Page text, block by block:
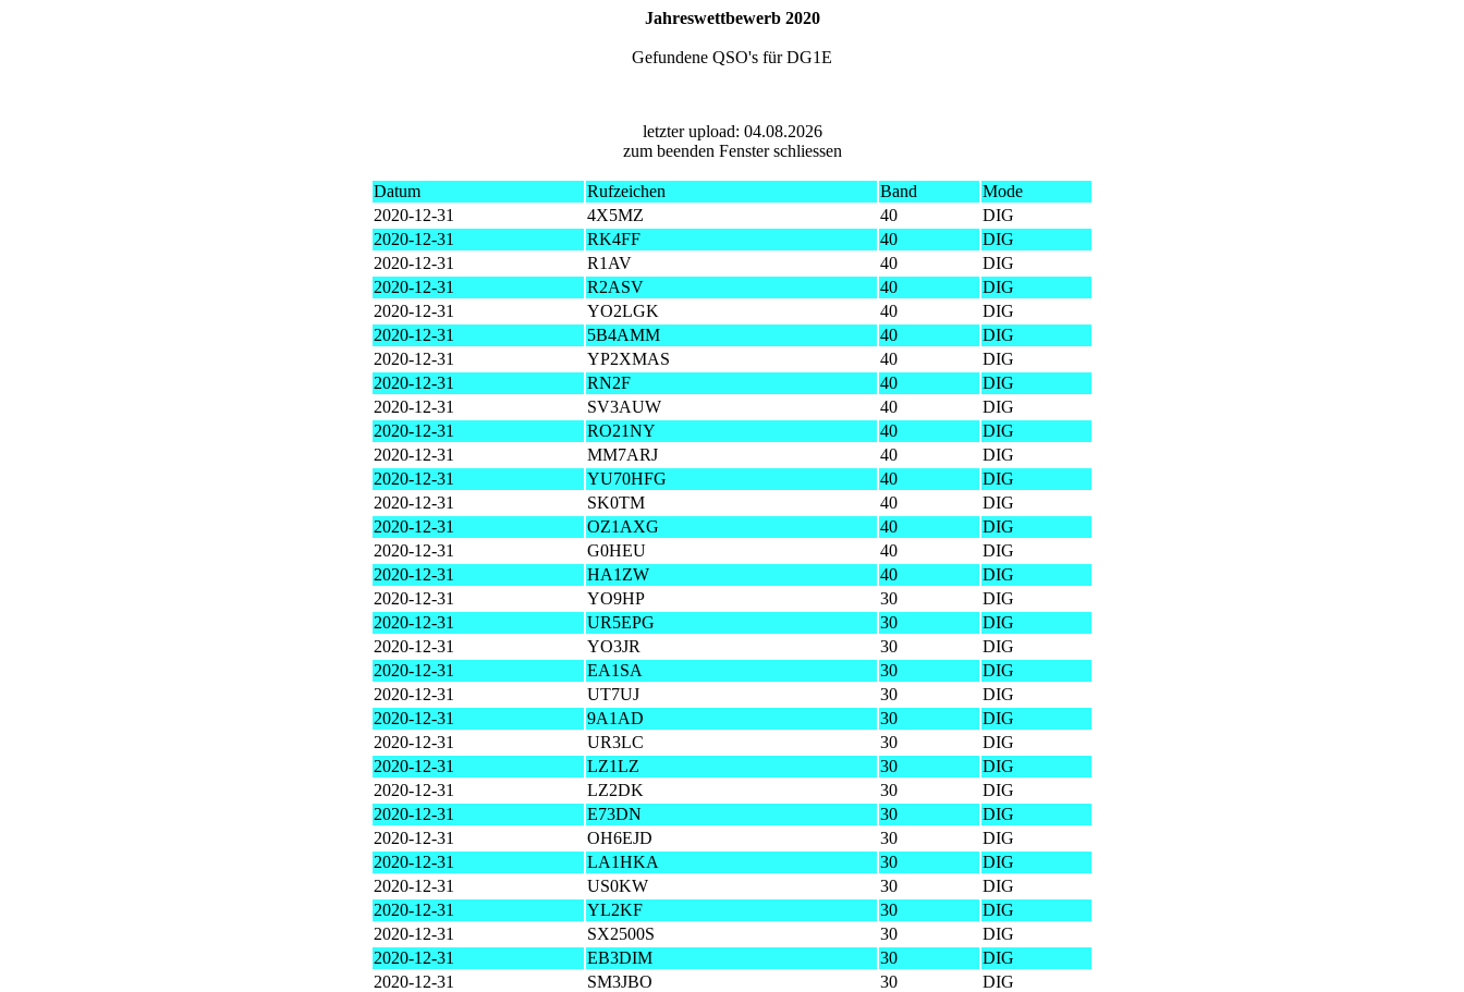
Jahreswettbewerb 2020
Gefundene QSO's für DG1E
letzter upload: 04.08.2026
zum beenden Fenster schliessen
Datum Rufzeichen Band
Mode
2020-12-31
4X5MZ 40
DIG
2020-12-31
RK4FF 40
DIG
2020-12-31
R1AV 40
DIG
2020-12-31
R2ASV 40
DIG
2020-12-31
YO2LGK 40
DIG
2020-12-31
5B4AMM 40
DIG
2020-12-31
YP2XMAS 40
DIG
2020-12-31
RN2F 40
DIG
2020-12-31
SV3AUW 40
DIG
2020-12-31
RO21NY 40
DIG
2020-12-31
MM7ARJ 40
DIG
2020-12-31
YU70HFG 40
DIG
2020-12-31
SK0TM 40
DIG
2020-12-31
OZ1AXG 40
DIG
2020-12-31
G0HEU 40
DIG
2020-12-31
HA1ZW 40
DIG
2020-12-31
YO9HP 30
DIG
2020-12-31
UR5EPG 30
DIG
2020-12-31
YO3JR 30
DIG
2020-12-31
EA1SA 30
DIG
2020-12-31
UT7UJ 30
DIG
2020-12-31
9A1AD 30
DIG
2020-12-31
UR3LC 30
DIG
2020-12-31
LZ1LZ 30
DIG
2020-12-31
LZ2DK 30
DIG
2020-12-31
E73DN 30
DIG
2020-12-31
OH6EJD 30
DIG
2020-12-31
LA1HKA 30
DIG
2020-12-31
US0KW 30
DIG
2020-12-31
YL2KF 30
DIG
2020-12-31
SX2500S 30
DIG
2020-12-31
EB3DIM 30
DIG
2020-12-31
SM3JBO 30
DIG